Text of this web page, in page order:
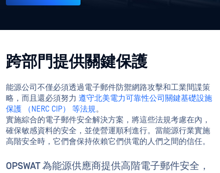
跨部門提供關鍵保護
能源公司不僅必須透過電子郵件防禦網路攻擊和工業間諜策
略，而且還必須努力 遵守北美電力可靠性公司關鍵基礎設施
保護 （NERC CIP） 等法規。
實施綜合的電子郵件安全解決方案，將這些法規考慮在內，
確保敏感資料的安全，並使營運順利進行。當能源行業實施
高階安全時，它們會保持依賴它們供電的人們之間的信任。
OPSWAT 為能源供應商提供高階電子郵件安全，